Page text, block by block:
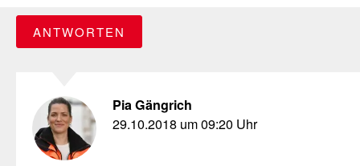
ANTWORTEN
Pia Gängrich
29.10.2018 um 09:20 Uhr